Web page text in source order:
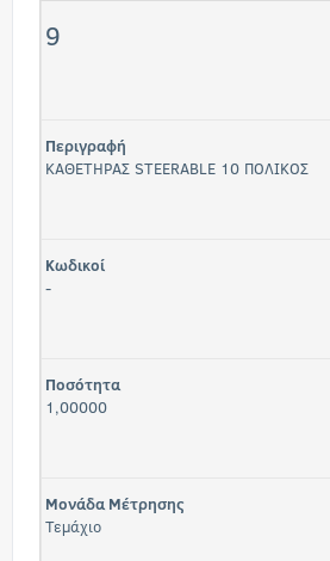
9
Περιγραφή
ΚΑΘΕΤΗΡΑΣ STEERABLE 10 ΠΟΛΙΚΟΣ
Κωδικοί
-
Ποσότητα
1,00000
Μονάδα Μέτρησης
Τεμάχιο